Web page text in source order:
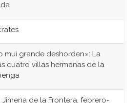
mui grande deshorden»: La
cuatro villas hermanas de la
Jimena de la Frontera, febrero-